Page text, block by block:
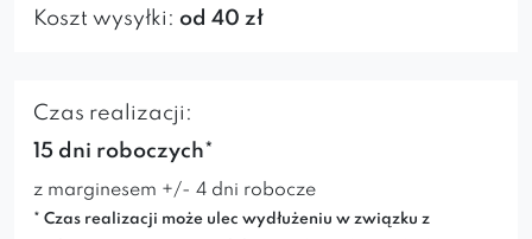
Koszt wysyłki: od 40 zł
Czas realizacji:
15 dni roboczych*
z marginesem +/- 4 dni robocze
* Czas realizacji może ulec wydłużeniu w związku z